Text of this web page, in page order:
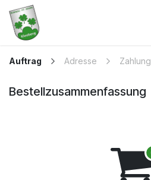
Zum Inhalt springen
Auftrag Adresse Zahlung
Bestellzusammenfassung